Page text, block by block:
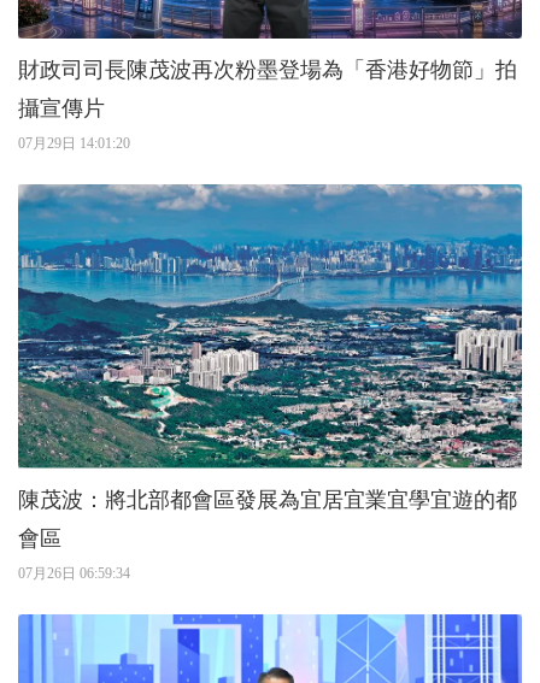
財政司司長陳茂波再次粉墨登場為「香港好物節」拍
攝宣傳片
07月29日 14:01:20
陳茂波：將北部都會區發展為宜居宜業宜學宜遊的都
會區
07月26日 06:59:34